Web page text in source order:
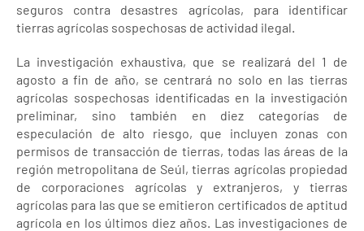
seguros contra desastres agrícolas, para identificar
tierras agrícolas sospechosas de actividad ilegal.
La investigación exhaustiva, que se realizará del 1 de
agosto a fin de año, se centrará no solo en las tierras
agrícolas sospechosas identificadas en la investigación
preliminar, sino también en diez categorías de
especulación de alto riesgo, que incluyen zonas con
permisos de transacción de tierras, todas las áreas de la
región metropolitana de Seúl, tierras agrícolas propiedad
de corporaciones agrícolas y extranjeros, y tierras
agrícolas para las que se emitieron certificados de aptitud
agrícola en los últimos diez años. Las investigaciones de